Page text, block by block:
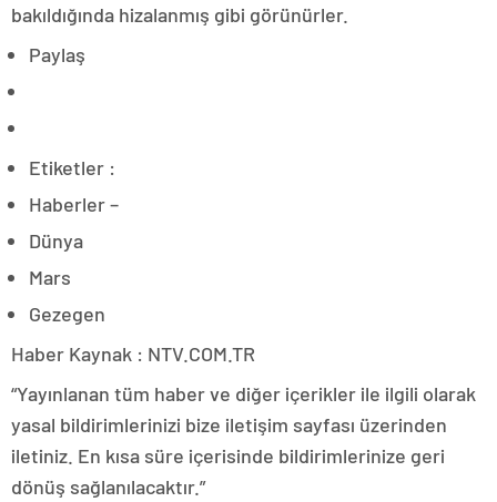
bakıldığında hizalanmış gibi görünürler.
Paylaş
Etiketler :
Haberler –
Dünya
Mars
Gezegen
Haber Kaynak : NTV.COM.TR
“Yayınlanan tüm haber ve diğer içerikler ile ilgili olarak
yasal bildirimlerinizi bize iletişim sayfası üzerinden
iletiniz. En kısa süre içerisinde bildirimlerinize geri
dönüş sağlanılacaktır.”